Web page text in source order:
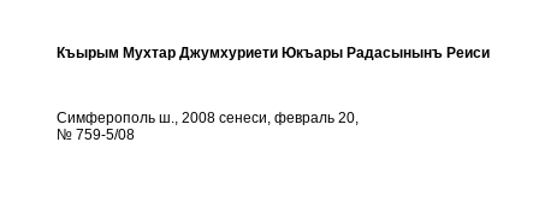
Къырым Мухтар Джумхуриети Юкъары Радасынынъ Реиси
Симферополь ш., 2008 сенеси, февраль 20,
№ 759-5/08